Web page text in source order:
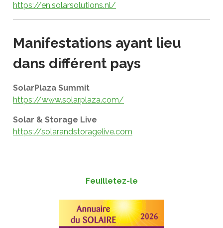
https://en.solarsolutions.nl/
Manifestations ayant lieu
dans différent pays
SolarPlaza Summit
https://www.solarplaza.com/
Solar & Storage Live
https://solarandstoragelive.com
Feuilletez-le